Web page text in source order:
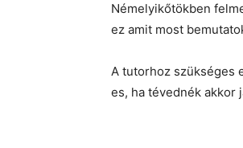
Némelyikőtökben
ez amit most
A tutorhoz szükséges
es, ha tévednék akkor